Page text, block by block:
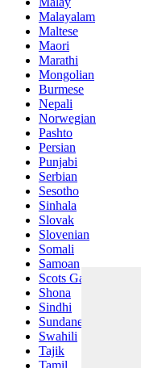
Malayalam
Maltese
Maori
Marathi
Mongolian
Burmese
Nepali
Norwegian
Pashto
Persian
Punjabi
Serbian
Sesotho
Sinhala
Slovak
Slovenian
Somali
Samoan
Scots Gaelic
Shona
Sindhi
Sundanese
Swahili
Tajik
Tamil